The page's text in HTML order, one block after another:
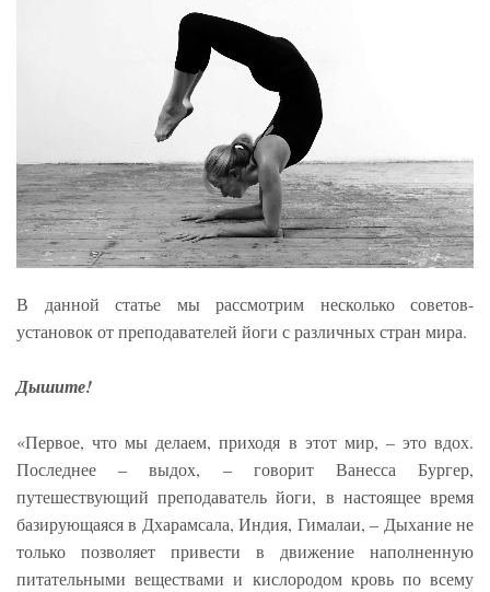
В данной статье мы рассмотрим несколько советов-
установок от преподавателей йоги с различных стран мира.
Дышите!
«Первое, что мы делаем, приходя в этот мир, – это вдох.
Последнее – выдох, – говорит Ванесса Бургер,
путешествующий преподаватель йоги, в настоящее время
базирующаяся в Дхарамсала, Индия, Гималаи, – Дыхание не
только позволяет привести в движение наполненную
питательными веществами и кислородом кровь по всему